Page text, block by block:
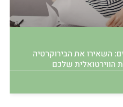
השאירו את הבירוקרטיה
הווירטואלית שלכם